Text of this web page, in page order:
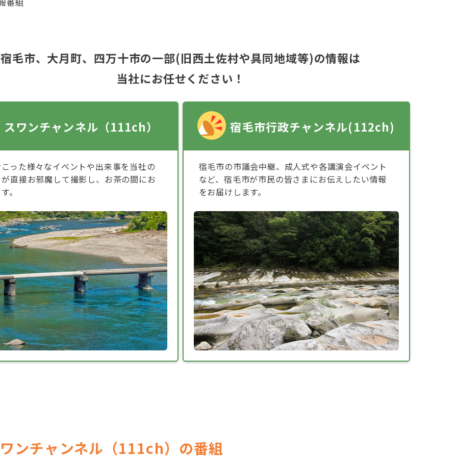
宿毛市、大月町、四万十市の一部(旧西土佐村や具同地域等)の情報は
当社にお任せください！
スワンチャンネル（111ch）
った様々なイベントや出来事を当社の
直接お邪魔して撮影し、お茶の間にお
。
宿毛市行政チャンネル(112ch)
宿毛市の市議会中継、成人式や各講演会イベント
など、宿毛市が市民の皆さまにお伝えしたい情報
をお届けします。
ンチャンネル（111ch）の番組